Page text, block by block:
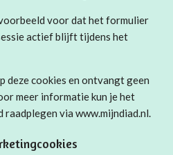
voor dat het formulier
actief blijft tijdens het
deze cookies en ontvangt geen
meer informatie kun je het
via www.mijndiad.nl.